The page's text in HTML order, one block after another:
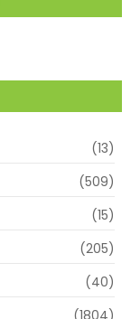
(13)
(509)
(15)
(205)
(40)